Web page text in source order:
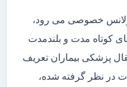
خصوصی می رود،
کوتاه مدت و بلندمدت
پزشکی بیماران تعریف
در نظر گرفته شده،